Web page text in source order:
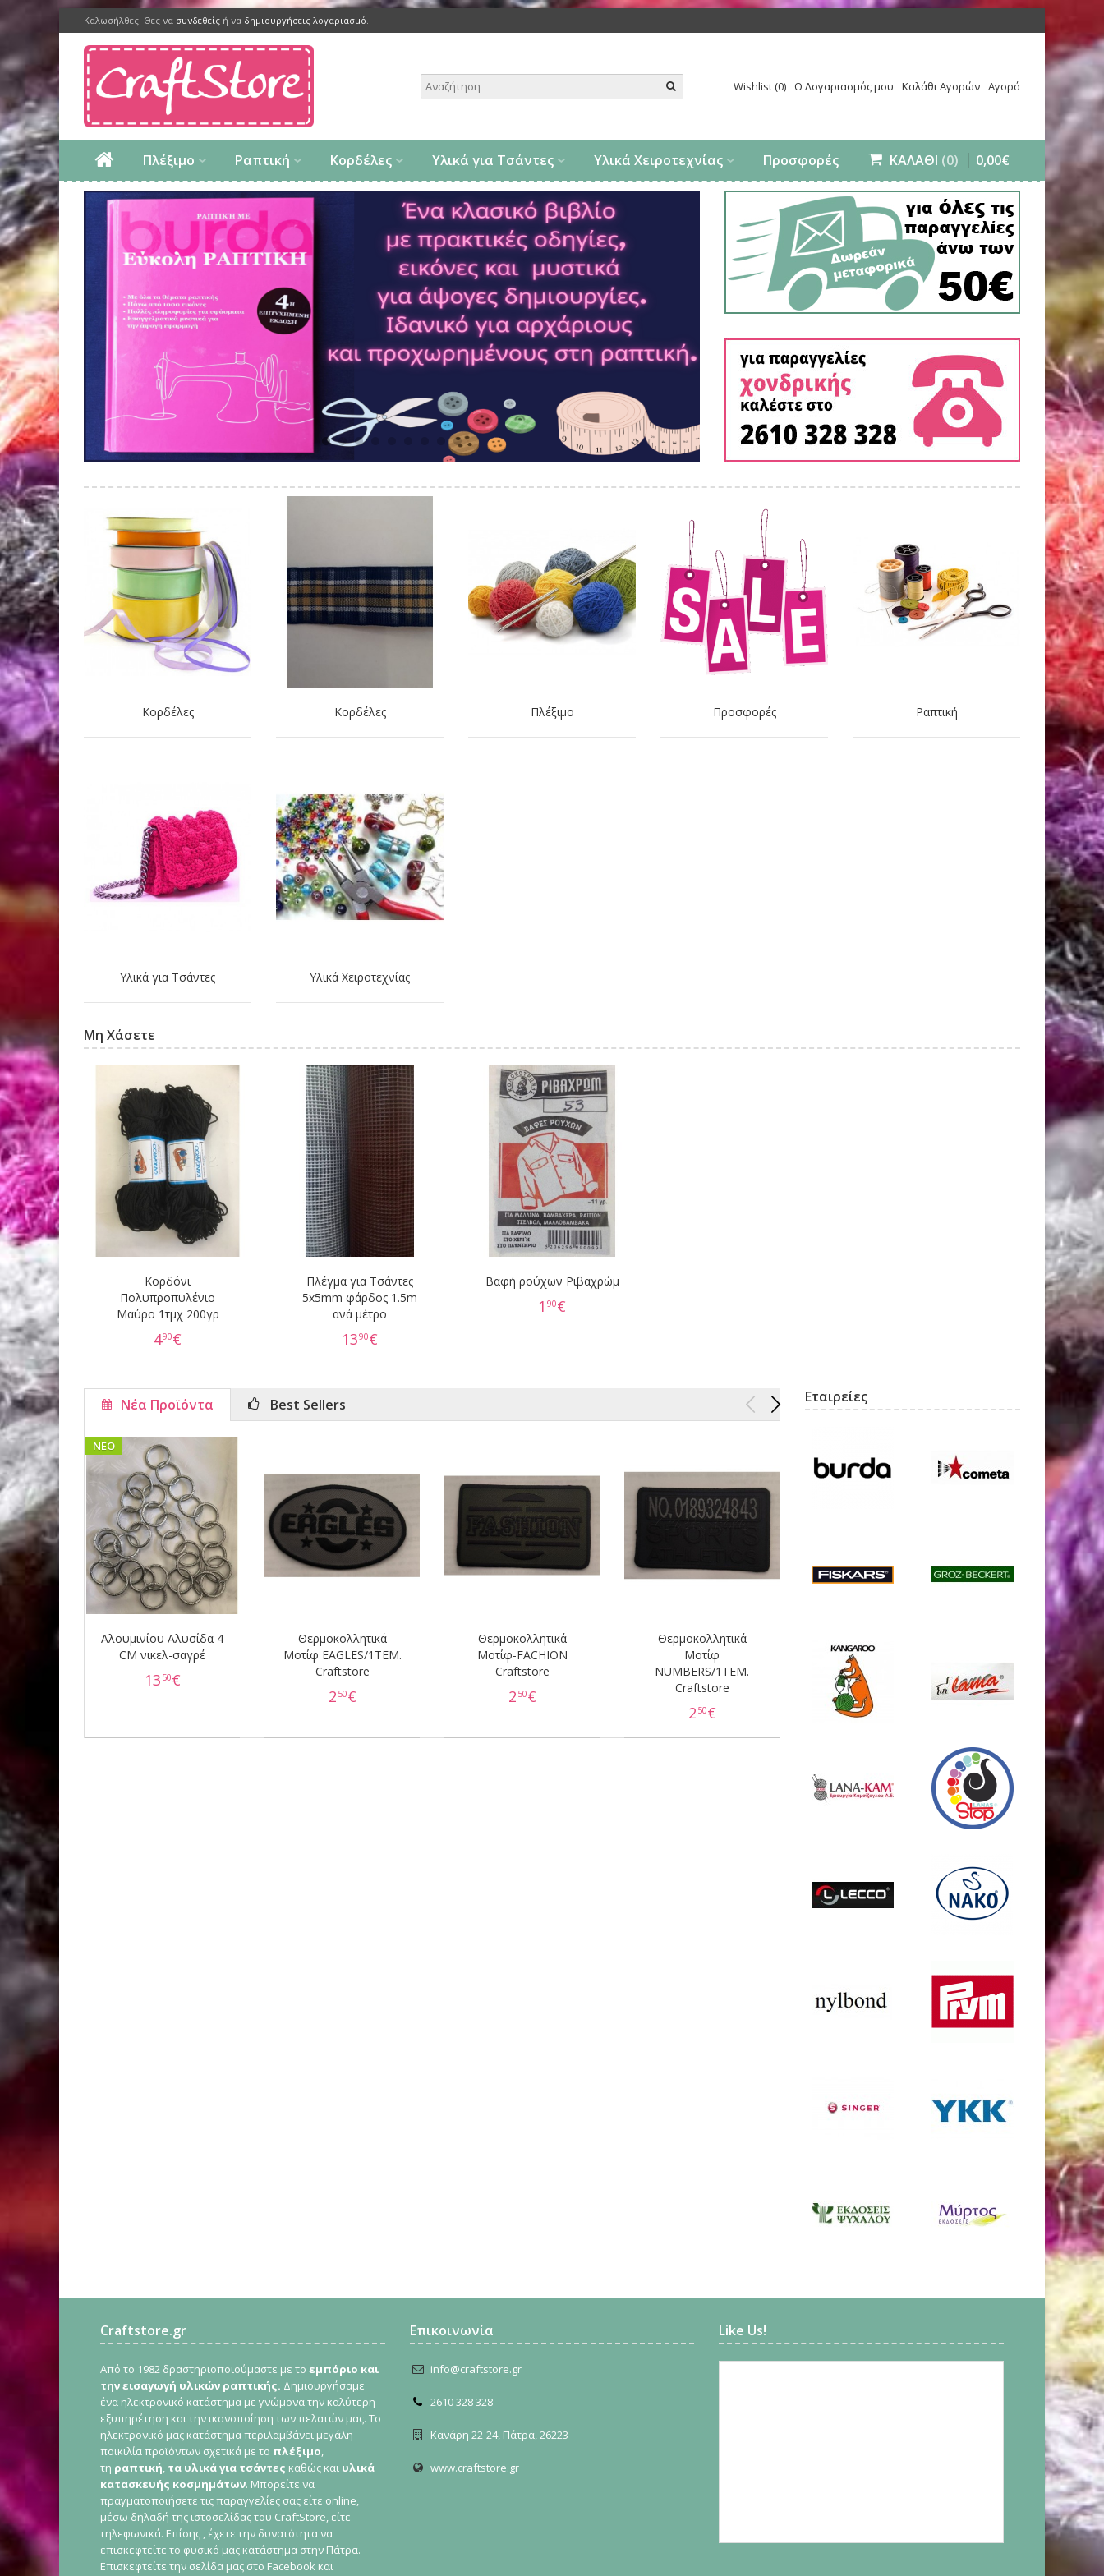
Καλωσήλθες! Θες να συνδεθείς ή να δημιουργήσεις λογαριασμό.
Wishlist (0) Ο Λογαριασμός μου Καλάθι Αγορών Αγορά
Πλέξιμο Ραπτική Κορδέλες Υλικά για Τσάντες Υλικά Χειροτεχνίας Προσφορές ΚΑΛΑΘΙ (0) 0,00€
Κορδέλες Κορδέλες Πλέξιμο Προσφορές Ραπτική
Υλικά για Τσάντες Υλικά Χειροτεχνίας
Μη Χάσετε
Κορδόνι
Πολυπροπυλένιο
Μαύρο 1τμχ 200γρ
490€
Πλέγμα για Τσάντες
5x5mm φάρδος 1.5m
ανά μέτρο
1390€
Βαφή ρούχων Ριβαχρώμ
1 90€
Νέα Προϊόντα Best Sellers
Αλουμινίου Αλυσίδα 4
CM νικελ-σαγρέ
13 50€
ΝΕΟ
Θερμοκολλητικά
Moτίφ EAGLES/1ΤΕΜ.
Craftstore
2 50€
Θερμοκολλητικά
Moτίφ-FACHION
Craftstore
2 50€
Θερμοκολλητικά
Moτίφ
NUMBERS/1ΤΕΜ.
Craftstore
2 50€
Moτίφ/1ΤΕΜ.
Craftstore
2
Moτίφ JUNIOR/
Craftstore
120
Εταιρείες
Craftstore.gr
Από το 1982 δραστηριοποιούμαστε με το εμπόριο και
την εισαγωγή υλικών ραπτικής. Δημιουργήσαμε
ένα ηλεκτρονικό κατάστημα με γνώμονα την καλύτερη
εξυπηρέτηση και την ικανοποίηση των πελατών μας. Το
ηλεκτρονικό μας κατάστημα περιλαμβάνει μεγάλη
ποικιλία προϊόντων σχετικά με το πλέξιμο,
τη ραπτική, τα υλικά για τσάντες καθώς και υλικά
κατασκευής κοσμημάτων. Μπορείτε να
πραγματοποιήσετε τις παραγγελίες σας είτε online,
μέσω δηλαδή της ιστοσελίδας του CraftStore, είτε
τηλεφωνικά. Επίσης , έχετε την δυνατότητα να
επισκεφτείτε το φυσικό μας κατάστημα στην Πάτρα.
Επισκεφτείτε την σελίδα μας στο Facebook και
Επικοινωνία
info@craftstore.gr
2610 328 328
Κανάρη 22-24, Πάτρα, 26223
www.craftstore.gr
Like Us!